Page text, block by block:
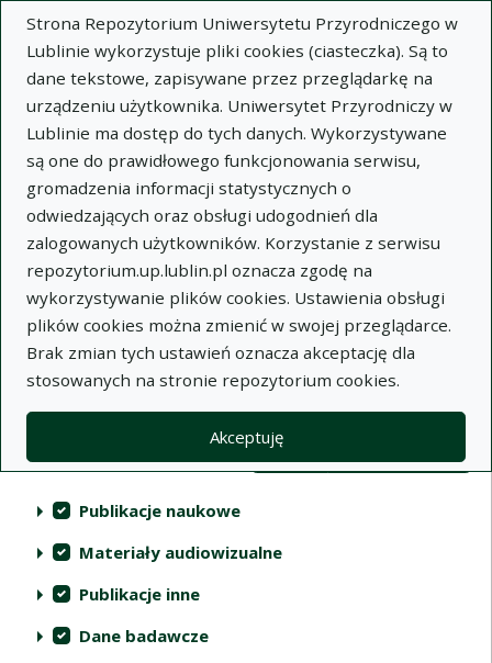
Strona Repozytorium Uniwersytetu Przyrodniczego w
Lublinie wykorzystuje pliki cookies (ciasteczka). Są to
dane tekstowe, zapisywane przez przeglądarkę na
urządzeniu użytkownika. Uniwersytet Przyrodniczy w
Lublinie ma dostęp do tych danych. Wykorzystywane
są one do prawidłowego funkcjonowania serwisu,
gromadzenia informacji statystycznych o
odwiedzających oraz obsługi udogodnień dla
zalogowanych użytkowników. Korzystanie z serwisu
repozytorium.up.lublin.pl oznacza zgodę na
wykorzystywanie plików cookies. Ustawienia obsługi
plików cookies można zmienić w swojej przeglądarce.
Brak zmian tych ustawień oznacza akceptację dla
stosowanych na stronie repozytorium cookies.
Akceptuję
Wyszukaj
Repozytorium Uniwersytetu
Przyrodniczego w Lublinie
Kolekcje
Lista wyników wyszukiwania
Filtry wyszukiwania (automatyczne
Akcje na kolekcjach
Kolekcje (automatyczne przeładowanie treści)
Publikacje naukowe
Materiały audiowizualne
Publikacje inne
Dane badawcze